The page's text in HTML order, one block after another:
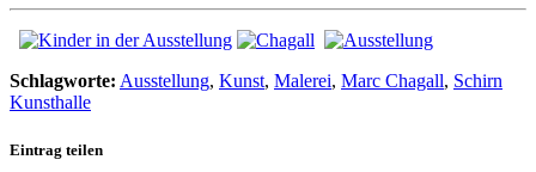
Schlagworte: Ausstellung, Kunst, Malerei, Marc Chagall, Schirn
Kunsthalle
Eintrag teilen